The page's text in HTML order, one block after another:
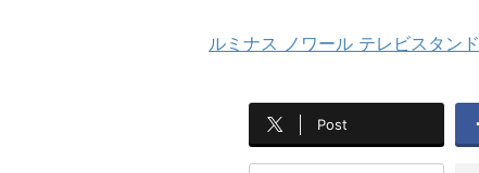
ルミナス ノワール テレビスタンド
Post